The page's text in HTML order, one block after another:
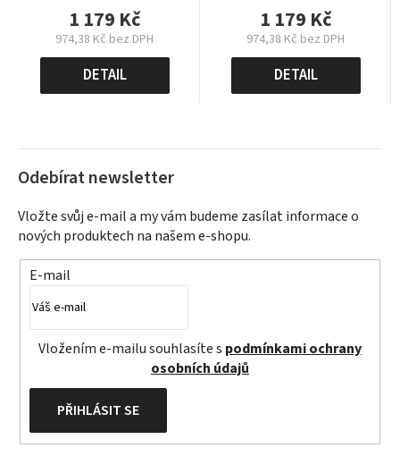
1 179 Kč
974,38 Kč bez DPH
Měrná
cena:
DETAIL
1 179 Kč
974,38 Kč bez DPH
Měrná
cena:
DETAIL
Odebírat newsletter
Vložte svůj e-mail a my vám budeme zasílat informace o
nových produktech na našem e-shopu.
E-mail
Vložením e-mailu souhlasíte s podmínkami ochrany
osobních údajů
PŘIHLÁSIT SE